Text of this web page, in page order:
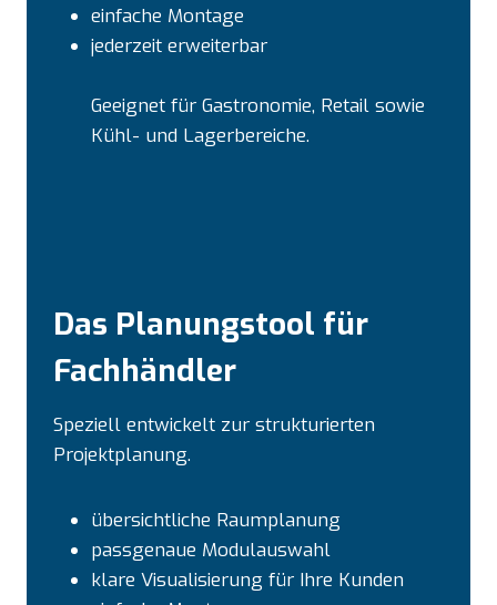
einfache Montage
jederzeit erweiterbar
Geeignet für Gastronomie, Retail sowie
Kühl- und Lagerbereiche.
Das Planungstool für
Fachhändler
Speziell entwickelt zur strukturierten
Projektplanung.
übersichtliche Raumplanung
passgenaue Modulauswahl
klare Visualisierung für Ihre Kunden